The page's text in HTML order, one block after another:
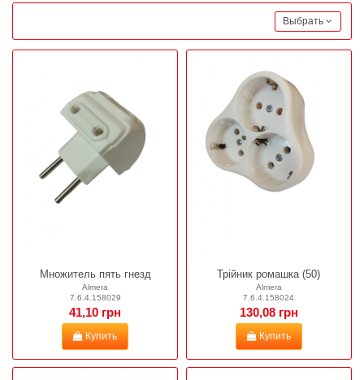
Выбрать
Множитель пять гнезд
Almera
7.6.4.158029
41,10 грн
Купить
Трійник ромашка (50)
Almera
7.6.4.158024
130,08 грн
Купить